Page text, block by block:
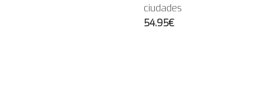
ciudades
54.95€